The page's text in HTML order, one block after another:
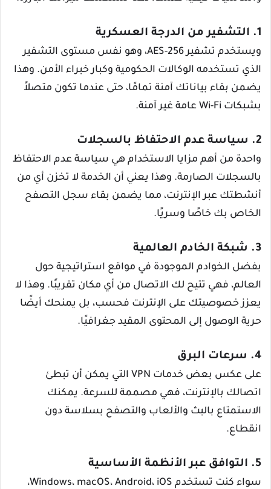
1. التشفير من الدرجة العسكرية
ويستخدم تشفير AES-256، وهو نفس مستوى التشفير
الذي تستخدمه الوكالات الحكومية وكبار خبراء الأمن. وهذا
يضمن بقاء بياناتك آمنة تمامًا، حتى عندما تكون متصلاً
بشبكات Wi-Fi عامة غير آمنة.
2. سياسة عدم الاحتفاظ بالسجلات
واحدة من أهم مزايا الاستخدام هي سياسة عدم الاحتفاظ
بالسجلات الصارمة. وهذا يعني أن الخدمة لا تخزن أي من
أنشطتك عبر الإنترنت، مما يضمن بقاء سجل التصفح
الخاص بك خاصًا وسريًا.
3. شبكة الخادم العالمية
بفضل الخوادم الموجودة في مواقع استراتيجية حول
العالم، فهي تتيح لك الاتصال من أي مكان تقريبًا. وهذا لا
يعزز خصوصيتك على الإنترنت فحسب، بل يمنحك أيضًا
حرية الوصول إلى المحتوى المقيد جغرافيًا.
4. سرعات البرق
على عكس بعض خدمات VPN التي يمكن أن تبطئ
اتصالك بالإنترنت، فهي مصممة للسرعة. يمكنك
الاستمتاع بالبث والألعاب والتصفح بسلاسة دون
انقطاع.
5. التوافق عبر الأنظمة الأساسية
سواء كنت تستخدم Windows، macOS، Android، iOS،